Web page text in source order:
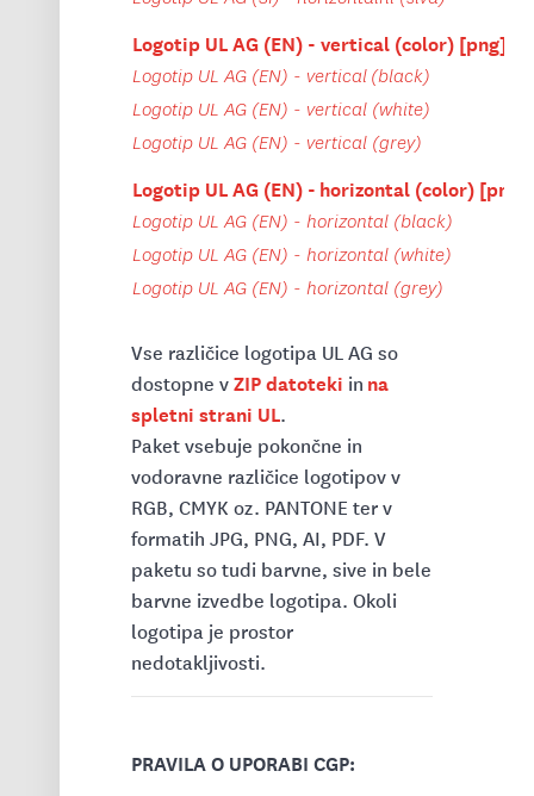
Logotip UL AG (EN) - vertical (color) [png]
Logotip UL AG (EN) - vertical (black)
Logotip UL AG (EN) - vertical (white)
Logotip UL AG (EN) - vertical (grey)
Logotip UL AG (EN) - horizontal (color) [png]
Logotip UL AG (EN) - horizontal (black)
Logotip UL AG (EN) - horizontal (white)
Logotip UL AG (EN) - horizontal (grey)
Vse različice logotipa UL AG so
dostopne vZIP datoteki in na
spletni strani UL.
Paket vsebuje pokončne in
vodoravne različice logotipov v
RGB, CMYK oz. PANTONE ter v
formatih JPG, PNG, AI, PDF. V
paketu so tudi barvne, sive in bele
barvne izvedbe logotipa. Okoli
logotipa je prostor
nedotakljivosti.
PRAVILA O UPORABI CGP: